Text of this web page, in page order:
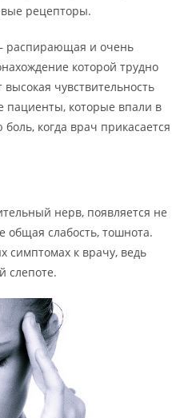
рецепторы.
распирающая и очень
которой трудно
чувствительность
пациенты, которые впали в
когда врач прикасается
нерв, появляется не
общая слабость, тошнота.
симптомах к врачу, ведь
слепоте.